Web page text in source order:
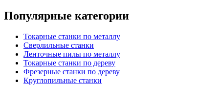
Популярные категории
Токарные станки по металлу
Сверлильные станки
Ленточные пилы по металлу
Токарные станки по дереву
Фрезерные станки по дереву
Круглопильные станки